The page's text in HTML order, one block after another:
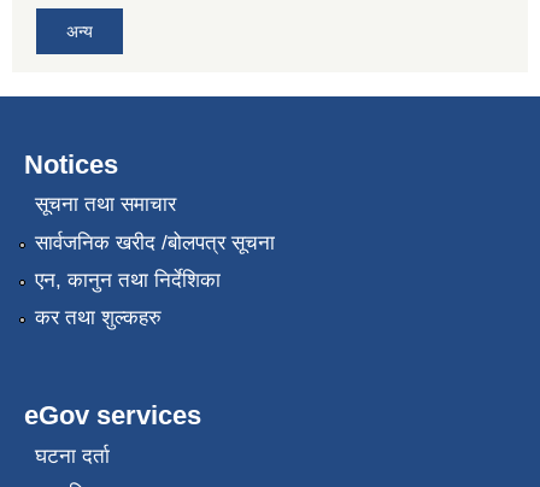
अन्य
Notices
सूचना तथा समाचार
सार्वजनिक खरीद /बोलपत्र सूचना
एन, कानुन तथा निर्देशिका
कर तथा शुल्कहरु
eGov services
घटना दर्ता